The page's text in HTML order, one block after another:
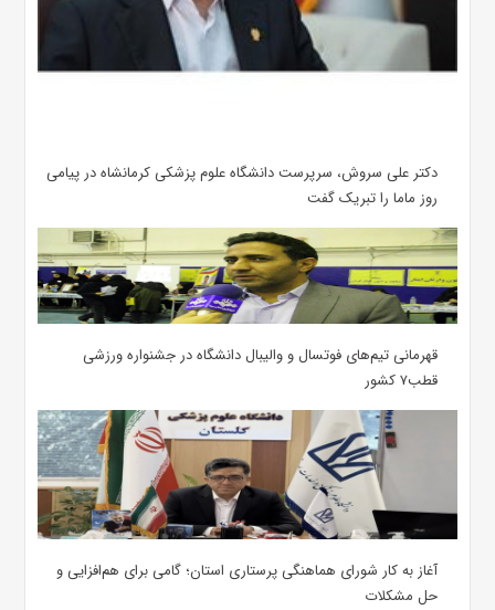
دکتر علی سروش، سرپرست دانشگاه علوم پزشکی کرمانشاه در پیامی
روز ماما را تبریک گفت
قهرمانی تیم‌های فوتسال و والیبال دانشگاه در جشنواره ورزشی
قطب۷ کشور
آغاز به کار شورای هماهنگی پرستاری استان؛ گامی برای هم‌افزایی و
حل مشکلات